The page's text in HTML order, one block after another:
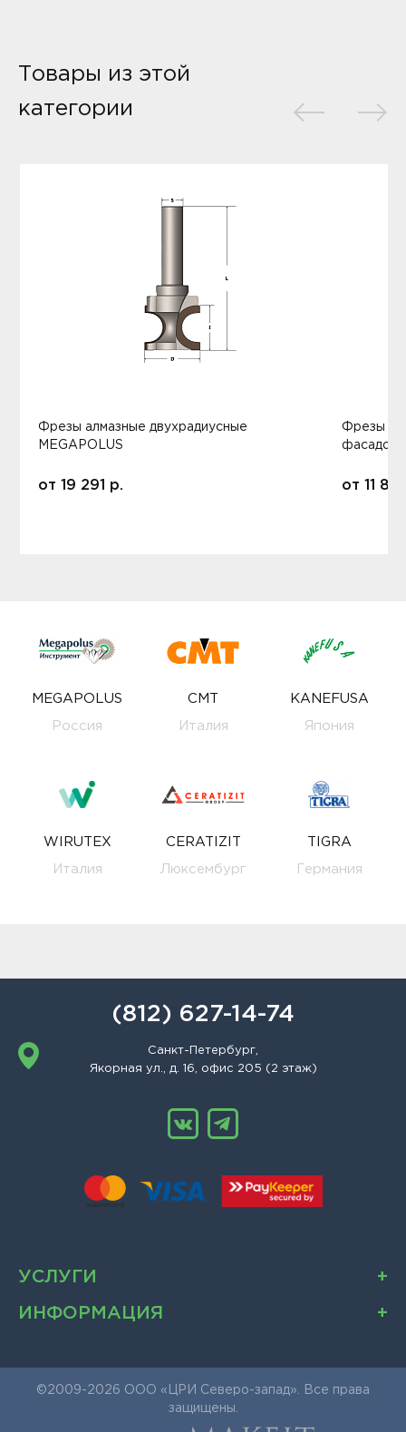
Товары из этой
категории
Фрезы алмазные двухрадиусные
MEGAPOLUS
от 19 291 р.
Фрезы
фасадов
от 11
MEGAPOLUS
Россия
CMT
Италия
KANEFUSA
Япония
WIRUTEX
Италия
CERATIZIT
Люксембург
TIGRA
Германия
(812) 627-14-74
Санкт-Петербург,
Якорная ул., д. 16, офис 205 (2 этаж)
УСЛУГИ
ИНФОРМАЦИЯ
©2009-2026 ООО «ЦРИ Северо-запад». Все права
защищены.